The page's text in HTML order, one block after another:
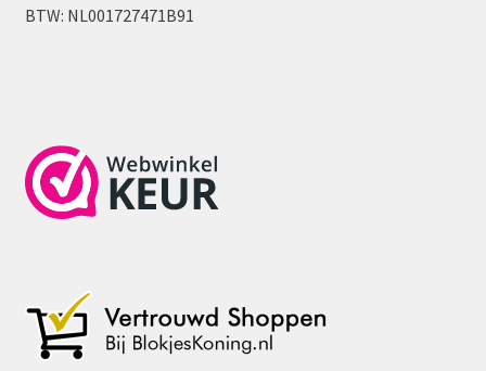
BTW: NL001727471B91